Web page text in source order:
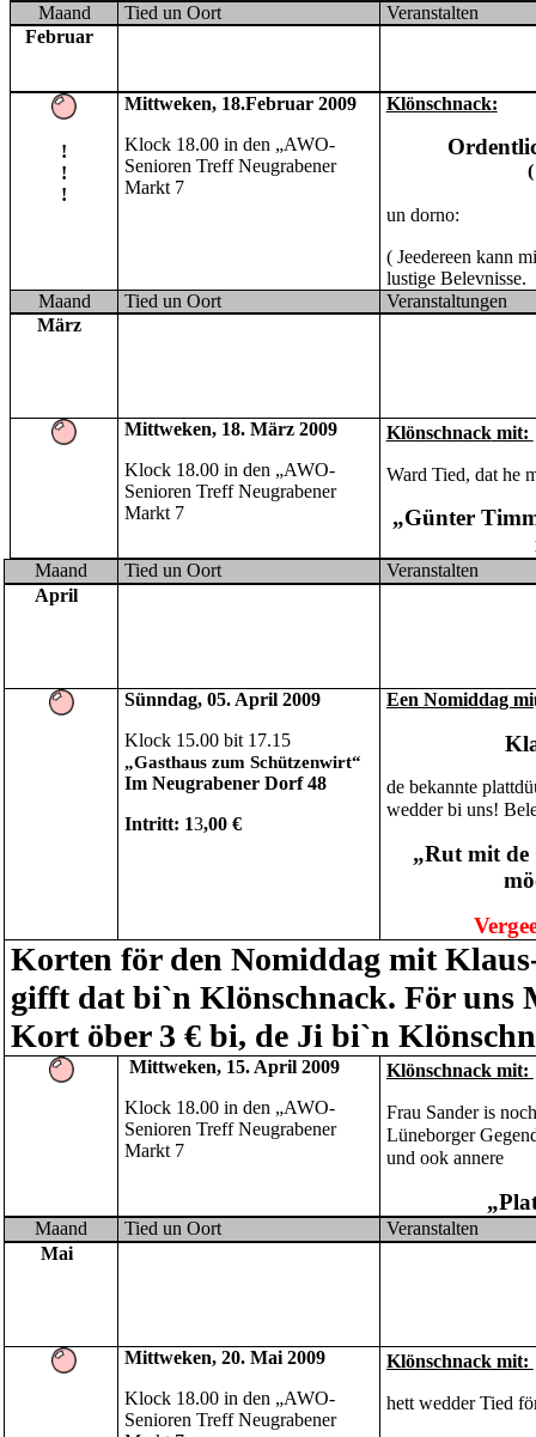
Maand Tied un Oort
Veranstalten
Februar
!
!
!
Mittweken, 18.Februar 2009
Klock 18.00 in den „AWO-
Senioren Treff Neugrabener
Markt 7
Klönschnack:
O
un dorno:
( Jeedereen kann
lustige Belevnisse.
Maand
Tied un Oort
Veranstaltungen
März
Mittweken, 18. März 2009
Klock 18.00 in den „AWO-
Senioren Treff Neugrabener
Markt 7
Klönschnackmit:
Ward Tied, dat he
„Günter
Maand Tied un Oort Veranstalten
April
Sünndag, 05. April 2009
Klock 15.00 bit 17.15
„Gasthaus zum Schützenwirt“
Im Neugrabener Dorf 48
Intritt: 13,00 €
Een Nomiddag mi
de bekannte
wedder bi uns!
„Rut mit
Korten för den Nomiddag mit
gifft dat bi`n Klönschnack. För uns
Kort öber 3 € bi, de Ji bi`n
Mittweken, 15. April 2009
Klock 18.00 in den „AWO-
Senioren Treff Neugrabener
Markt 7
Klönschnackmit:
Frau Sander is
Lüneborger
und ook annere
Maand Tied un Oort Veranstalten
Mai
Mittweken, 20. Mai 2009
Klock 18.00 in den „AWO-
Senioren Treff Neugrabener
Klönschnackmit:
hett wedder Tied